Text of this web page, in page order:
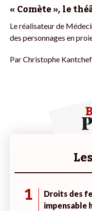
« Comète », le
Le réalisateur de
des personnages en
ParChristophe
1
Droits des
impensable